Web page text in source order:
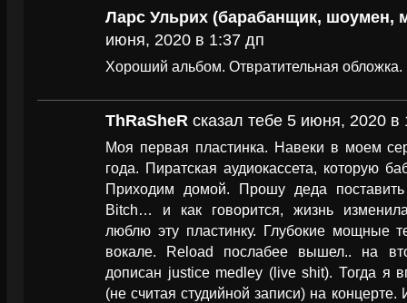
Ларс Ульрих (барабанщик, шоумен,
июня, 2020 в 1:37 дп
Хороший альбом. Отвратительная обложка.
ThRaSheR сказал тебе 5 июня, 2020 в
Моя первая пластинка. Навеки в моем
года. Пиратская аудиокассета, которую
Приходим домой. Прошу деда поставить
Bitch… и как говорится, жизнь
люблю эту пластинку. Глубокие мощные
вокале. Reload послабее вышел.. на
дописан justice medley (live shit). Тогда я
(не считая студийной записи) на